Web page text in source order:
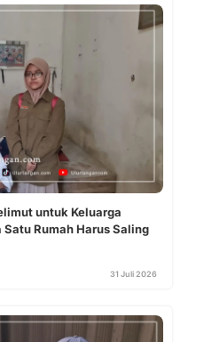
untuk Keluarga
Rumah Harus Saling
31 Juli 2026